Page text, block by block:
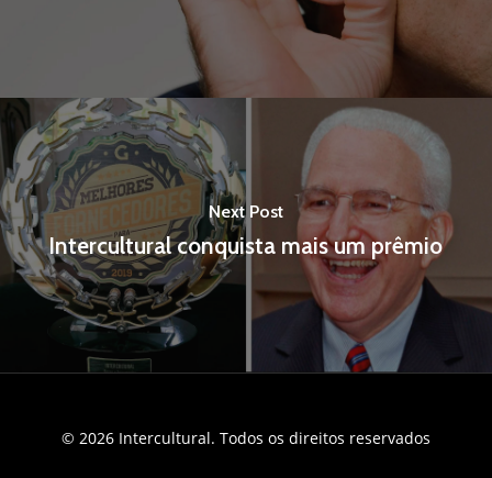
Next Post
Intercultural conquista mais um prêmio
© 2026 Intercultural. Todos os direitos reservados